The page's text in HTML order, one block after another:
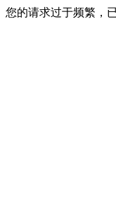
您的请求过于频繁，